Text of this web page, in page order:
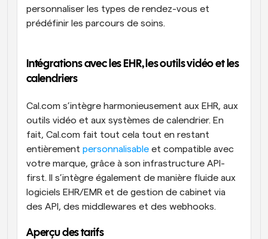
personnaliser les types de rendez-vous et
prédéfinir les parcours de soins.
Intégrations avec les EHR, les outils vidéo et les
calendriers
Cal.com s’intègre harmonieusement aux EHR, aux
outils vidéo et aux systèmes de calendrier. En
fait, Cal.com fait tout cela tout en restant
entièrement personnalisable et compatible avec
votre marque, grâce à son infrastructure API-
first. Il s’intègre également de manière fluide aux
logiciels EHR/EMR et de gestion de cabinet via
des API, des middlewares et des webhooks.
Aperçu des tarifs